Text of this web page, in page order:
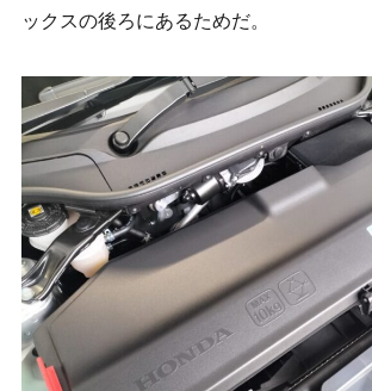
ックスの後ろにあるためだ。